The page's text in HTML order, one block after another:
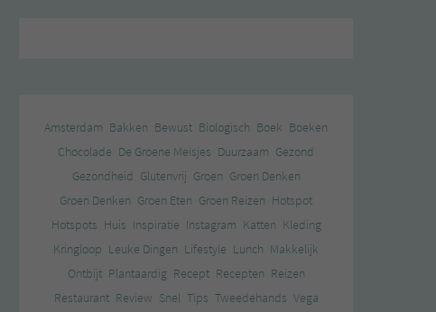
Amsterdam Bakken Bewust Biologisch Boek Boeken
Chocolade De Groene Meisjes Duurzaam Gezond
Gezondheid Glutenvrij Groen Groen Denken
Groen Denken Groen Eten Groen Reizen Hotspot
Hotspots Huis Inspiratie Instagram Katten Kleding
Kringloop Leuke Dingen Lifestyle Lunch Makkelijk
Ontbijt Plantaardig Recept Recepten Reizen
Restaurant Review Snel Tips Tweedehands Vega